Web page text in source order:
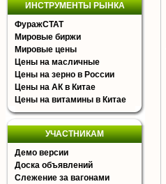
ИНСТРУМЕНТЫ РЫНКА
ФуражСТАТ
Мировые биржи
Мировые цены
Цены на масличные
Цены на зерно в России
Цены на АК в Китае
Цены на витамины в Китае
УЧАСТНИКАМ
Демо версии
Доска объявлений
Слежение за вагонами